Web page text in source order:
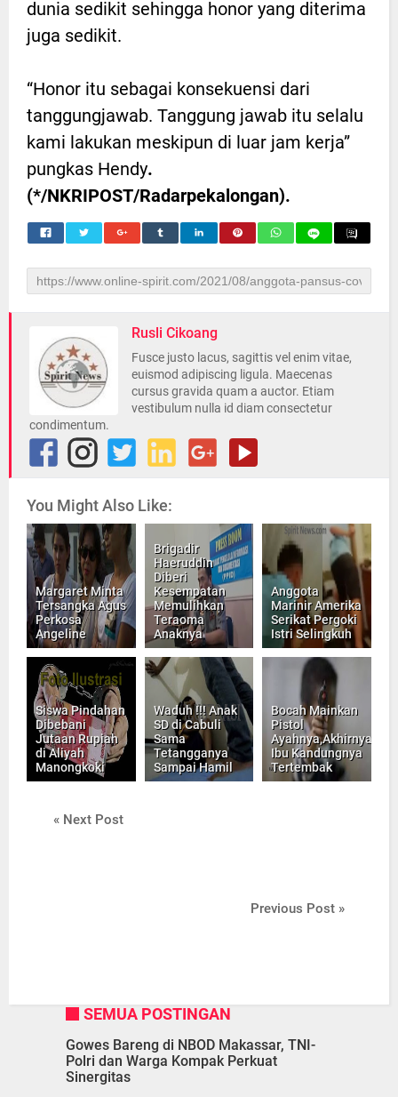
dunia sedikit sehingga honor yang diterima
juga sedikit.
“Honor itu sebagai konsekuensi dari
tanggungjawab. Tanggung jawab itu selalu
kami lakukan meskipun di luar jam kerja”
pungkas Hendy.
(*/NKRIPOST/Radarpekalongan).
Rusli Cikoang
Fusce justo lacus, sagittis vel enim vitae,
euismod adipiscing ligula. Maecenas
cursus gravida quam a auctor. Etiam
vestibulum nulla id diam consectetur
condimentum.
You Might Also Like:
Margaret Minta
Tersangka Agus
Perkosa
Angeline
Brigadir
Haeruddin
Diberi
Kesempatan
Memulihkan
Teraoma
Anaknya
Anggota
Marinir Amerika
Serikat Pergoki
Istri Selingkuh
Siswa Pindahan
Dibebani
Jutaan Rupiah
di Aliyah
Manongkoki
Waduh !!! Anak
SD di Cabuli
Sama
Tetangganya
Sampai Hamil
Bocah Mainkan
Pistol
Ayahnya,Akhirnya
Ibu Kandungnya
Tertembak
« Next Post
Previous Post »
SEMUA POSTINGAN
Gowes Bareng di NBOD Makassar, TNI-
Polri dan Warga Kompak Perkuat
Sinergitas